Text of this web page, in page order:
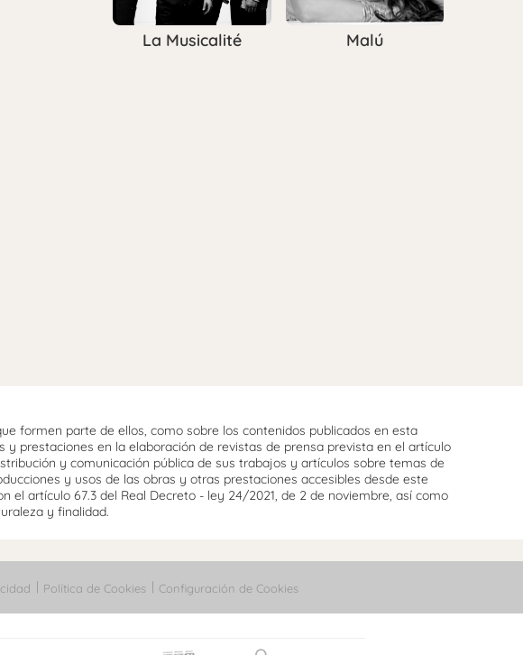
La Musicalité Malú
formen parte de ellos, como sobre los contenidos publicados en esta
prestaciones en la elaboración de revistas de prensa prevista en el artículo
y comunicación pública de sus trabajos y artículos sobre temas de
y usos de las obras y otras prestaciones accesibles desde este
artículo 67.3 del Real Decreto - ley 24/2021, de 2 de noviembre, así como
y finalidad.
Política de Cookies Configuración de Cookies